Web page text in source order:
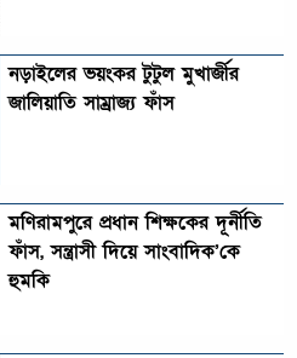
নড়াইলের ভয়ংকর টুটুল মুখার্জীর
জালিয়াতি সাম্রাজ্য ফাঁস
মণিরামপুরে প্রধান শিক্ষকের দূর্নীতি
ফাঁস, সন্ত্রাসী দিয়ে সাংবাদিক’কে
হুমকি